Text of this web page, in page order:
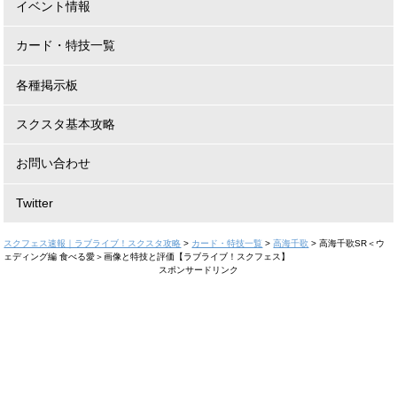
イベント情報
カード・特技一覧
各種掲示板
スクスタ基本攻略
お問い合わせ
Twitter
スクフェス速報｜ラブライブ！スクスタ攻略 > カード・特技一覧 >高海千歌 >高海千歌SR＜ウ
ェディング編 食べる愛＞画像と特技と評価【ラブライブ！スクフェス】
スポンサードリンク